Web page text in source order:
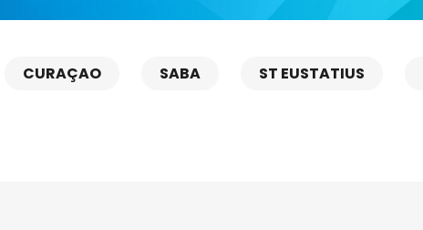
CURAÇAO SABA ST EUSTATIUS